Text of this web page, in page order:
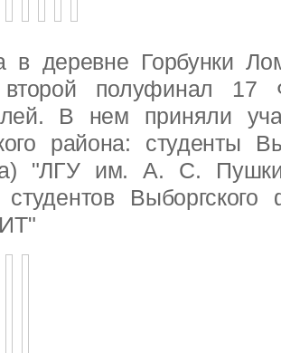
в деревне Горбунки
полуфинал 17
В нем приняли
района: студенты
"ЛГУ им. А. С.
студентов